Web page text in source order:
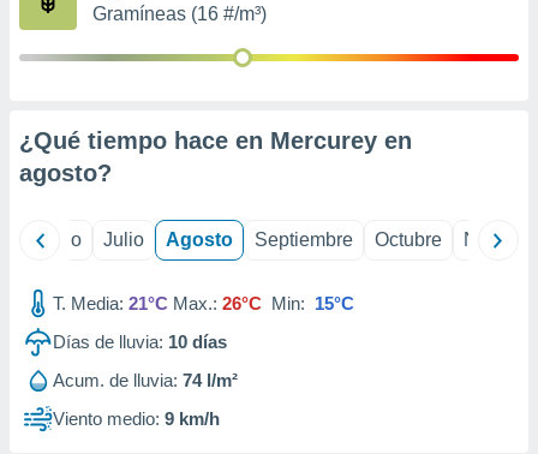
de
Gramíneas (16 #/m³)
¿Qué tiempo hace en Mercurey en
agosto?
Junio Julio Agosto Septiembre Octubre
T. Media: 21°C Max.: 26°C Min: 15°C
Días de lluvia: 10 días
Acum. de lluvia: 74 l/m²
Viento medio: 9 km/h